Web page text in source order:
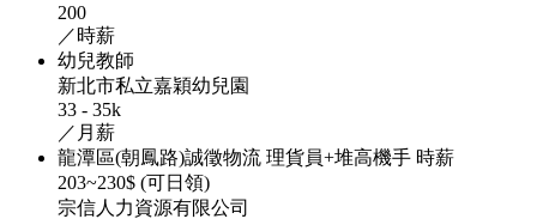
200
／時薪
幼兒教師
新北市私立嘉穎幼兒園
33 - 35k
／月薪
龍潭區(朝鳳路)誠徵物流 理貨員+堆高機手 時薪
203~230$ (可日領)
宗信人力資源有限公司